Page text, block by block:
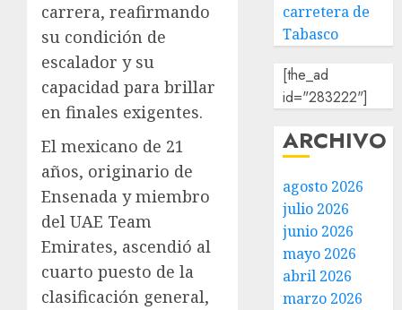
carrera, reafirmando
su condición de
escalador y su
capacidad para brillar
en finales exigentes.
El mexicano de 21
años, originario de
Ensenada y miembro
del UAE Team
Emirates, ascendió al
cuarto puesto de la
clasificación general,
carretera de
Tabasco
[the_ad
id="283222"]
ARCHIVO
agosto 2026
julio 2026
junio 2026
mayo 2026
abril 2026
marzo 2026